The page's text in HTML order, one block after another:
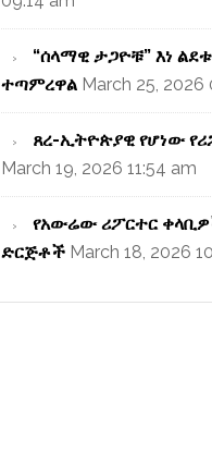
“ሰላማዊ ታጋዮቹ” እነ
ተጣምረዋል March 25, 2026
ጸረ-ኢትዮጵያዊ የሆነው
March 19, 2026 11:54 am
የአውሬው ሪፖርተር
ድርጅቶች March 18, 2026